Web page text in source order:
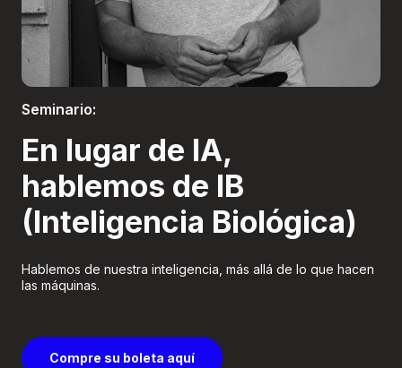
Seminario:
En lugar de IA,
hablemos de IB
(Inteligencia Biológica)
Hablemos de nuestra inteligencia, más allá de lo que hacen
las máquinas.
Compre su boleta aquí